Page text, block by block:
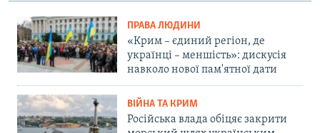
ПРАВА ЛЮДИНИ
«Крим – єдиний регіон, де
українці – меншість»: дискусія
навколо нової пам'ятної дати
ВІЙНА ТА КРИМ
Російська влада обіцяє закрити